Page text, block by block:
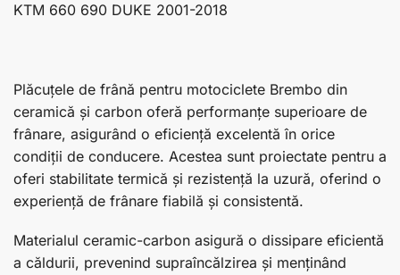
KTM 660 690 DUKE 2001-2018
Plăcuțele de frână pentru motociclete Brembo din
ceramică și carbon oferă performanțe superioare de
frânare, asigurând o eficiență excelentă în orice
condiții de conducere. Acestea sunt proiectate pentru a
oferi stabilitate termică și rezistență la uzură, oferind o
experiență de frânare fiabilă și consistentă.
Materialul ceramic-carbon asigură o dissipare eficientă
a căldurii, prevenind supraîncălzirea și menținând